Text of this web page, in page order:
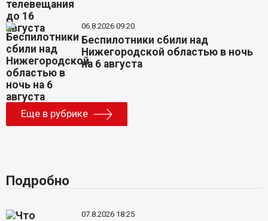
06.8.2026 09:20
Беспилотники сбили над
Нижегородской областью в ночь
на 6 августа
Еще в рубрике
Подробно
07.8.2026 18:25